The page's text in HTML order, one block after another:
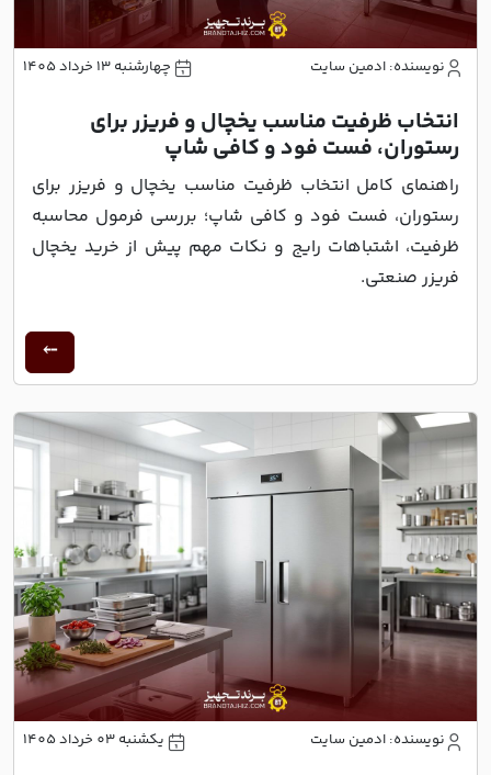
نویسنده: ادمین سایت چهارشنبه 13 خرداد 1405
انتخاب ظرفیت مناسب یخچال و فریزر برای
رستوران، فست فود و کافی شاپ
راهنمای کامل انتخاب ظرفیت مناسب یخچال و فریزر برای
رستوران، فست فود و کافی شاپ؛ بررسی فرمول محاسبه
ظرفیت، اشتباهات رایج و نکات مهم پیش از خرید یخچال
فریزر صنعتی.
نویسنده: ادمین سایت یکشنبه 03 خرداد 1405